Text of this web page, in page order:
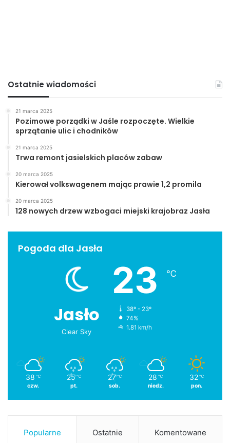
Ostatnie wiadomości
21 marca 2025
Pozimowe porządki w Jaśle rozpoczęte. Wielkie
sprzątanie ulic i chodników
21 marca 2025
Trwa remont jasielskich placów zabaw
20 marca 2025
Kierował volkswagenem mając prawie 1,2 promila
20 marca 2025
128 nowych drzew wzbogaci miejski krajobraz Jasła
Pogoda dla Jasła
Jasło
Clear Sky
23 ℃
38º - 23º
74%
1.81 km/h
38 ℃
czw.
25 ℃
pt.
27 ℃
sob.
28 ℃
niedz.
32 ℃
pon.
Popularne Ostatnie Komentowane